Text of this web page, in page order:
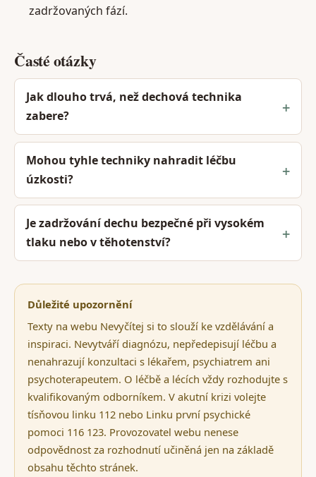
zadržovaných fází.
Časté otázky
Jak dlouho trvá, než dechová technika
zabere?
Mohou tyhle techniky nahradit léčbu
úzkosti?
Je zadržování dechu bezpečné při vysokém
tlaku nebo v těhotenství?
Důležité upozornění
Texty na webu Nevyčítej si to slouží ke vzdělávání a
inspiraci. Nevytváří diagnózu, nepředepisují léčbu a
nenahrazují konzultaci s lékařem, psychiatrem ani
psychoterapeutem. O léčbě a lécích vždy rozhodujte s
kvalifikovaným odborníkem. V akutní krizi volejte
tísňovou linku 112 nebo Linku první psychické
pomoci 116 123. Provozovatel webu nenese
odpovědnost za rozhodnutí učiněná jen na základě
obsahu těchto stránek.